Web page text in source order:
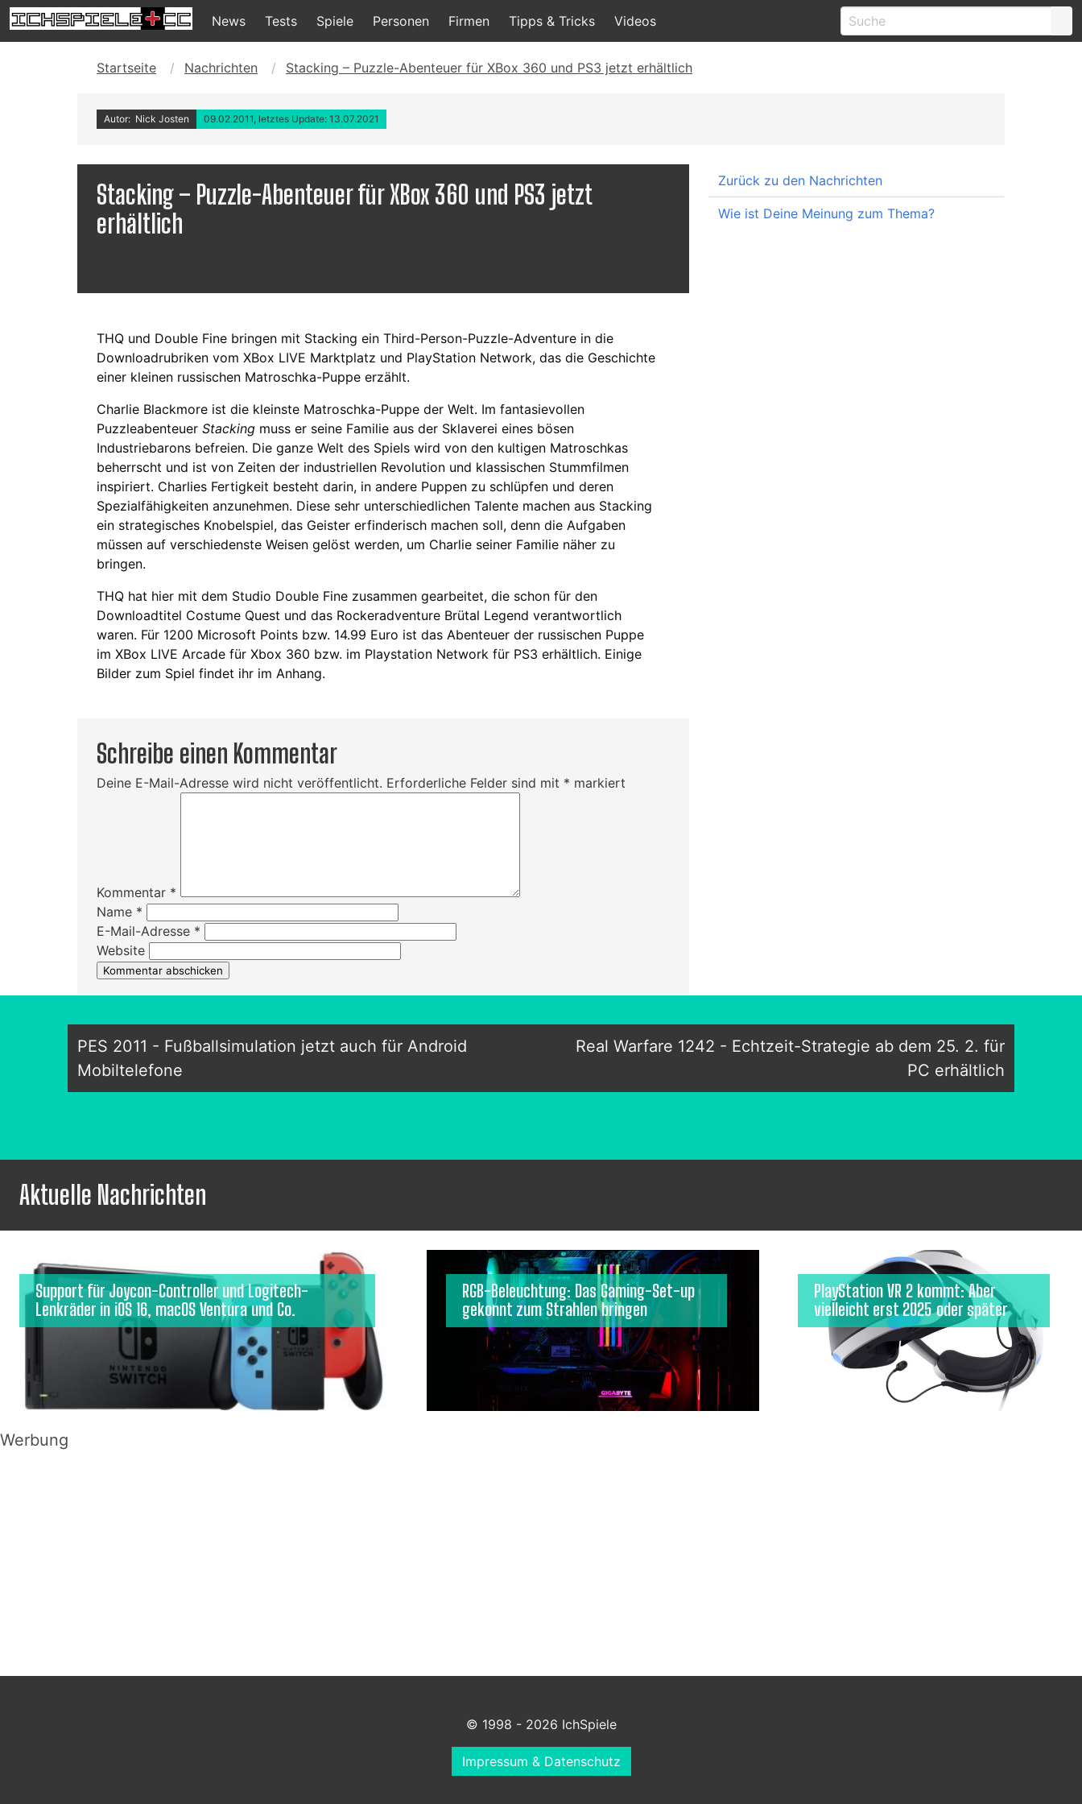
News Tests Spiele Personen Firmen Tipps & Tricks Videos
Startseite Nachrichten Stacking – Puzzle-Abenteuer für XBox 360 und PS3 jetzt erhältlich
Autor: Nick Josten 09.02.2011, letztes Update: 13.07.2021
Stacking – Puzzle-Abenteuer für XBox 360 und PS3 jetzt
erhältlich
THQ und Double Fine bringen mit Stacking ein Third-Person-Puzzle-Adventure in die
Downloadrubriken vom XBox LIVE Marktplatz und PlayStation Network, das die Geschichte
einer kleinen russischen Matroschka-Puppe erzählt.
Charlie Blackmore ist die kleinste Matroschka-Puppe der Welt. Im fantasievollen
Puzzleabenteuer Stacking muss er seine Familie aus der Sklaverei eines bösen
Industriebarons befreien. Die ganze Welt des Spiels wird von den kultigen Matroschkas
beherrscht und ist von Zeiten der industriellen Revolution und klassischen Stummfilmen
inspiriert. Charlies Fertigkeit besteht darin, in andere Puppen zu schlüpfen und deren
Spezialfähigkeiten anzunehmen. Diese sehr unterschiedlichen Talente machen aus Stacking
ein strategisches Knobelspiel, das Geister erfinderisch machen soll, denn die Aufgaben
müssen auf verschiedenste Weisen gelöst werden, um Charlie seiner Familie näher zu
bringen.
THQ hat hier mit dem Studio Double Fine zusammen gearbeitet, die schon für den
Downloadtitel Costume Quest und das Rockeradventure Brütal Legend verantwortlich
waren. Für 1200 Microsoft Points bzw. 14.99 Euro ist das Abenteuer der russischen Puppe
im XBox LIVE Arcade für Xbox 360 bzw. im Playstation Network für PS3 erhältlich. Einige
Bilder zum Spiel findet ihr im Anhang.
Schreibe einen Kommentar
Deine E-Mail-Adresse wird nicht veröffentlicht. Erforderliche Felder sind mit * markiert
Kommentar *
Name *
E-Mail-Adresse *
Website
Zurück zu den Nachrichten
Wie ist Deine Meinung zum Thema?
PES 2011 - Fußballsimulation jetzt auch für Android
Mobiltelefone
Real Warfare 1242 - Echtzeit-Strategie ab dem 25. 2. für
PC erhältlich
Aktuelle Nachrichten
Support für Joycon-Controller und Logitech-
Lenkräder in iOS 16, macOS Ventura und Co.
RGB-Beleuchtung: Das Gaming-Set-up
gekonnt zum Strahlen bringen
PlayStation VR 2 kommt: Aber
vielleicht erst 2025 oder später
Werbung
© 1998 - 2026 IchSpiele
Impressum & Datenschutz